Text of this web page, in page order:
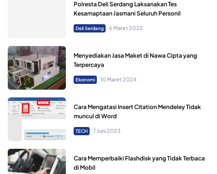
Polresta Deli Serdang Laksanakan Tes
Kesamaptaan Jasmani Seluruh Personil
Deli Serdang 6 Maret 2022
Menyediakan Jasa Maket di Nawa Cipta yang
Terpercaya
Ekonomi 10 Maret 2024
Cara Mengatasi Insert Citation Mendeley Tidak
muncul di Word
TECH 7 Juni 2023
Cara Memperbaiki Flashdisk yang Tidak Terbaca
di Mobil